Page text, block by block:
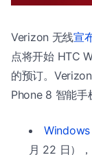
Verizon 无线宣
点将开始 HTC
的预订。
Phone 8 智能手
月 22 日）